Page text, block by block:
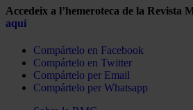
Accedeix a l’hemeroteca de la Revista
aquí
Compártelo en Facebook
Compártelo en Twitter
Compártelo per Email
Compártelo per Whatsapp